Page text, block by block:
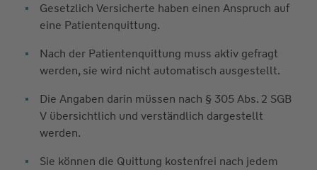
Gesetzlich Versicherte haben einen Anspruch auf
eine Patientenquittung.
Nach der Patientenquittung muss aktiv gefragt
werden, sie wird nicht automatisch ausgestellt.
Die Angaben darin müssen nach § 305 Abs. 2 SGB
V übersichtlich und verständlich dargestellt
werden.
Sie können die Quittung kostenfrei nach jedem